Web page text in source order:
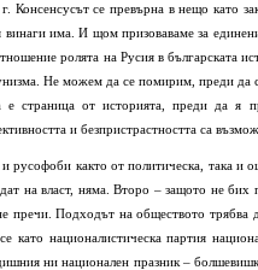
Консенсусът се превърна в нещо като
винаги има. И щом призоваваме за
ролята на Русия в българската
Не можем да се помирим, преди
страница от историята, преди да я
и безпристрастността са
както от политическа, така и
на власт, няма. Второ – защото не бих
пречи. Подходът на обществото трябва
като националистическа партия
ни национален празник –